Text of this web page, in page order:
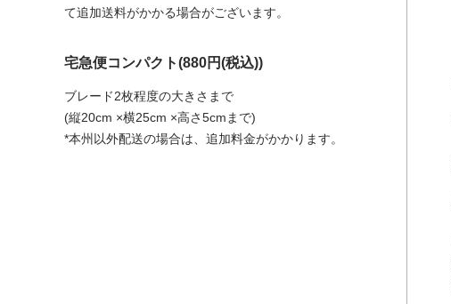
て追加送料がかかる場合がございます。
宅急便コンパクト(880円(税込))
ブレード2枚程度の大きさまで
(縦20cm ×横25cm ×高さ5cmまで)
*本州以外配送の場合は、追加料金がかかります。